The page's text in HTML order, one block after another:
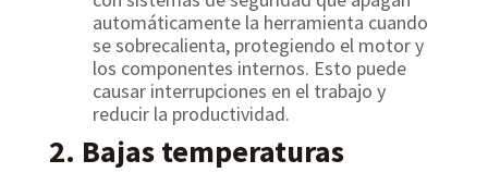
automáticamente la herramienta cuando
se sobrecalienta, protegiendo el motor y
los componentes internos. Esto puede
causar interrupciones en el trabajo y
reducir la productividad.
2. Bajas temperaturas